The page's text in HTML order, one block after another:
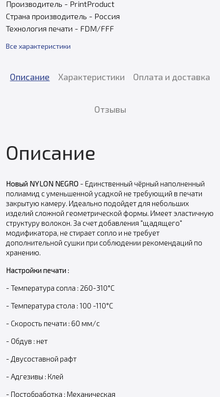
Производитель - PrintProduct
Страна производитель - Россия
Технология печати - FDM/FFF
Все характеристики
Описание Характеристики Оплата и доставка
Отзывы
Описание
Новый NYLON NEGRO - Единственный чёрный наполненный
полиамид с уменьшенной усадкой не требующий в печати
закрытую камеру. Идеально подойдет для небольших
изделий сложной геометрической формы. Имеет эластичную
структуру волокон. За счет добавления "щадящего"
модификатора, не стирает сопло и не требует
дополнительной сушки при соблюдении рекомендаций по
хранению.
Настройки печати :
- Температура сопла : 260-310°C
- Температура стола : 100 -110°C
- Скорость печати : 60 мм/с
- Обдув : нет
- Двусоставной рафт
- Адгезивы : Клей
- Постобработка : Механическая